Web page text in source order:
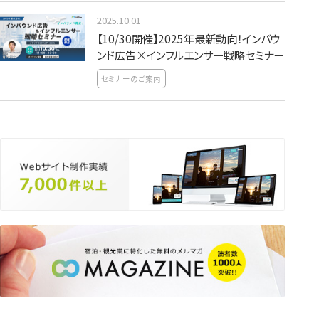
2025.10.01
【10/30開催】2025年最新動向！インバウ
ンド広告×インフルエンサー戦略セミナー
セミナーのご案内